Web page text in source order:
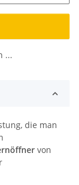
...
die man
von